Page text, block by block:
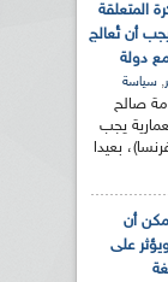
المتعلقة
يجب أن تُعالج
دولة
, سياسة
صالح
يجب
بعيدا
أن
على